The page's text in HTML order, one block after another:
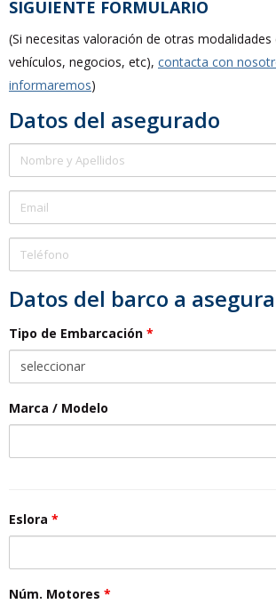
SIGUIENTE FORMULARIO
(Si necesitas valoración de otras
vehículos, negocios, etc), contacta con
informaremos)
Datos del asegurado
Nombre
Email
Teléfono
Datos del barco a
Tipo de Embarcación *
Marca / Modelo
Eslora *
Núm. Motores *